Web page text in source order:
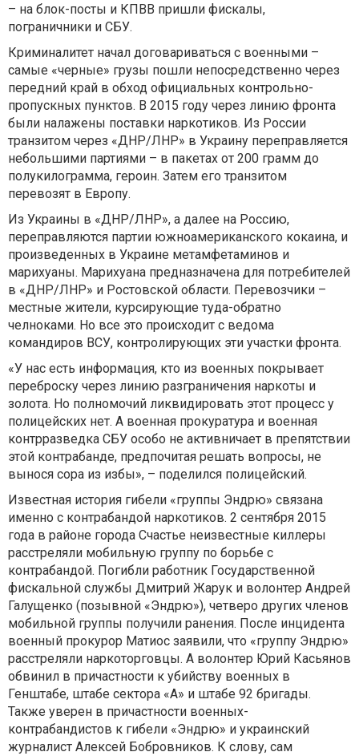
– на блок-посты и КПВВ пришли фискалы,
пограничники и СБУ.
Криминалитет начал договариваться с военными –
самые «черные» грузы пошли непосредственно через
передний край в обход официальных контрольно-
пропускных пунктов. В 2015 году через линию фронта
были налажены поставки наркотиков. Из России
транзитом через «ДНР/ЛНР» в Украину переправляется
небольшими партиями – в пакетах от 200 грамм до
полукилограмма, героин. Затем его транзитом
перевозят в Европу.
Из Украины в «ДНР/ЛНР», а далее на Россию,
переправляются партии южноамериканского кокаина, и
произведенных в Украине метамфетаминов и
марихуаны. Марихуана предназначена для потребителей
в «ДНР/ЛНР» и Ростовской области. Перевозчики –
местные жители, курсирующие туда-обратно
челноками. Но все это происходит с ведома
командиров ВСУ, контролирующих эти участки фронта.
«У нас есть информация, кто из военных покрывает
переброску через линию разграничения наркоты и
золота. Но полномочий ликвидировать этот процесс у
полицейских нет. А военная прокуратура и военная
контрразведка СБУ особо не активничает в препятствии
этой контрабанде, предпочитая решать вопросы, не
вынося сора из избы», – поделился полицейский.
Известная история гибели «группы Эндрю» связана
именно с контрабандой наркотиков. 2 сентября 2015
года в районе города Счастье неизвестные киллеры
расстреляли мобильную группу по борьбе с
контрабандой. Погибли работник Государственной
фискальной службы Дмитрий Жарук и волонтер Андрей
Галущенко (позывной «Эндрю»), четверо других членов
мобильной группы получили ранения. После инцидента
военный прокурор Матиос заявили, что «группу Эндрю»
расстреляли наркоторговцы. А волонтер Юрий Касьянов
обвинил в причастности к убийству военных в
Генштабе, штабе сектора «А» и штабе 92 бригады.
Также уверен в причастности военных-
контрабандистов к гибели «Эндрю» и украинский
журналист Алексей Бобровников. К слову, сам